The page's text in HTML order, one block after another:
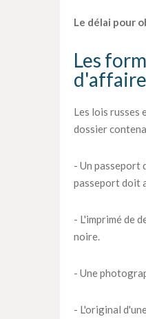
Le délai pour
Les
Les lois russes
dossier
- Un passeport
passeport doit
- L'imprimé de
noire.
- Une
- L'original